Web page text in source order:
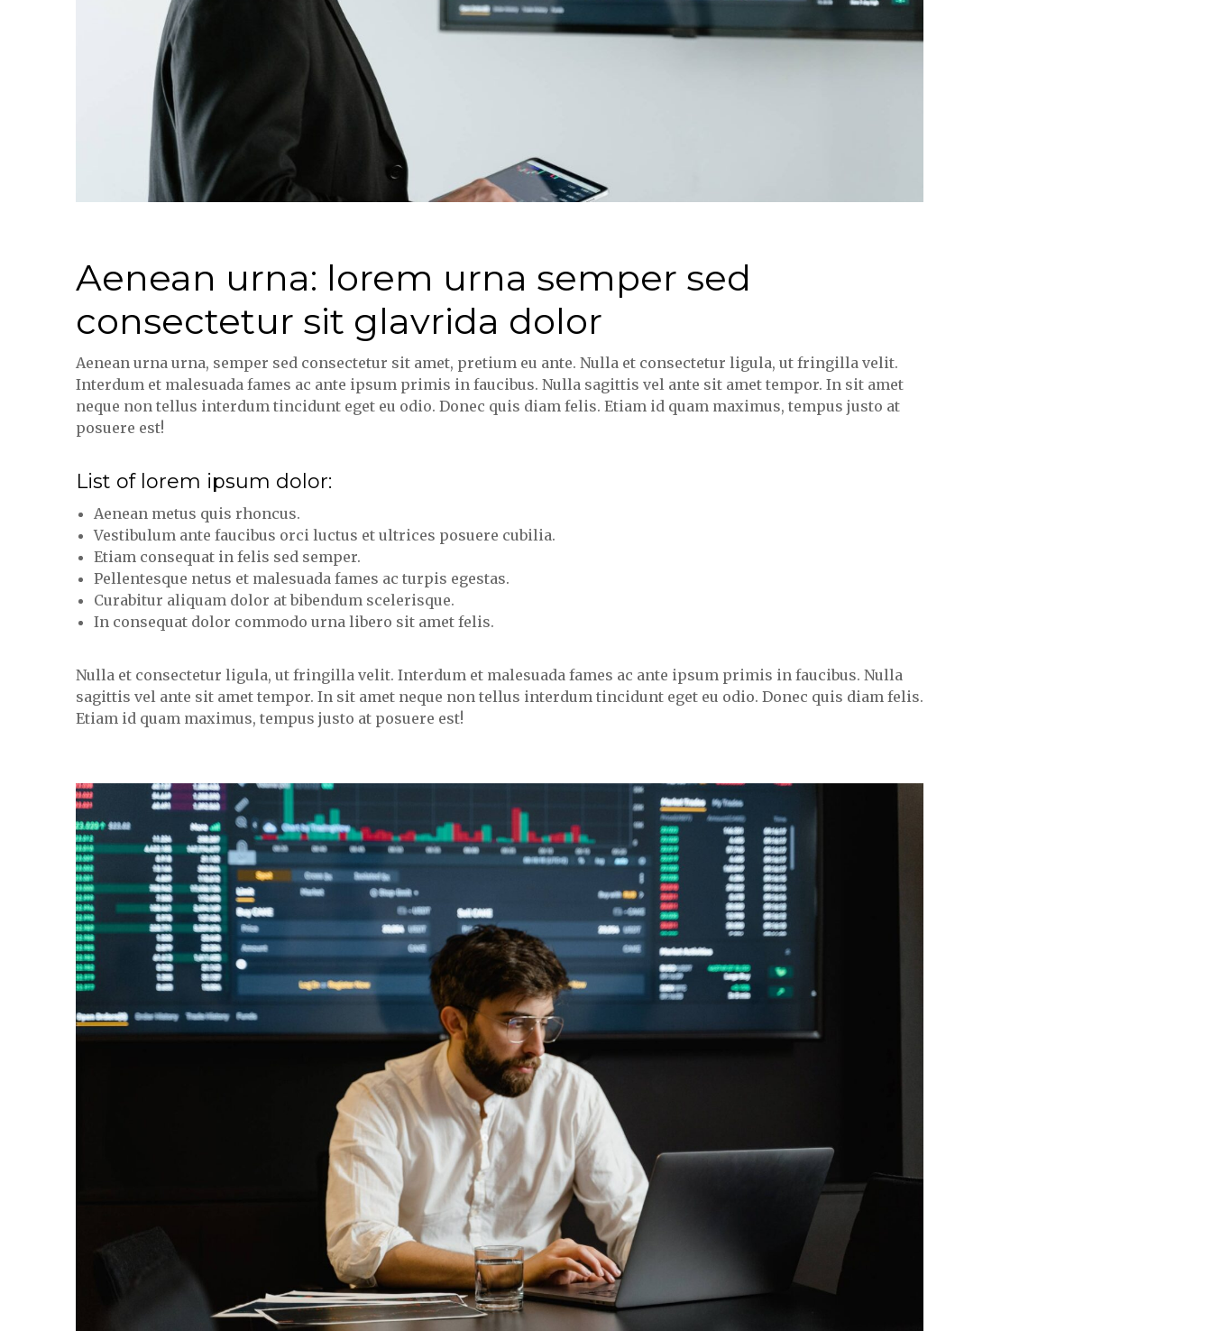
Aenean urna: lorem urna semper sed
consectetur sit glavrida dolor
Aenean urna urna, semper sed consectetur sit amet, pretium eu ante. Nulla et consectetur ligula, ut fringilla velit.
Interdum et malesuada fames ac ante ipsum primis in faucibus. Nulla sagittis vel ante sit amet tempor. In sit amet
neque non tellus interdum tincidunt eget eu odio. Donec quis diam felis. Etiam id quam maximus, tempus justo at
posuere est!
List of lorem ipsum dolor:
Aenean metus quis rhoncus.
Vestibulum ante faucibus orci luctus et ultrices posuere cubilia.
Etiam consequat in felis sed semper.
Pellentesque netus et malesuada fames ac turpis egestas.
Curabitur aliquam dolor at bibendum scelerisque.
In consequat dolor commodo urna libero sit amet felis.
Nulla et consectetur ligula, ut fringilla velit. Interdum et malesuada fames ac ante ipsum primis in faucibus. Nulla
sagittis vel ante sit amet tempor. In sit amet neque non tellus interdum tincidunt eget eu odio. Donec quis diam felis.
Etiam id quam maximus, tempus justo at posuere est!